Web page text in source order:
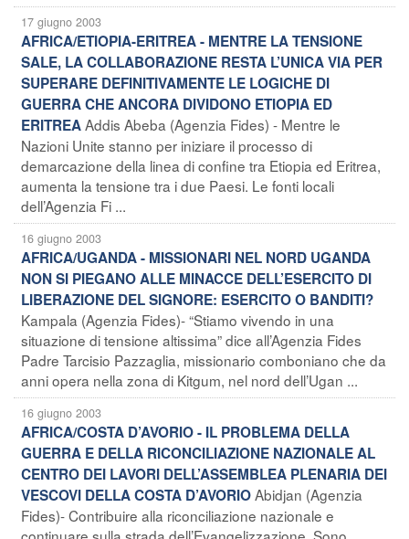
17 giugno 2003
AFRICA/ETIOPIA-ERITREA - MENTRE LA TENSIONE
SALE, LA COLLABORAZIONE RESTA L’UNICA VIA PER
SUPERARE DEFINITIVAMENTE LE LOGICHE DI
GUERRA CHE ANCORA DIVIDONO ETIOPIA ED
ERITREAAddis Abeba (Agenzia Fides) - Mentre le
Nazioni Unite stanno per iniziare il processo di
demarcazione della linea di confine tra Etiopia ed Eritrea,
aumenta la tensione tra i due Paesi. Le fonti locali
dell’Agenzia Fi ...
16 giugno 2003
AFRICA/UGANDA - MISSIONARI NEL NORD UGANDA
NON SI PIEGANO ALLE MINACCE DELL’ESERCITO DI
LIBERAZIONE DEL SIGNORE: ESERCITO O BANDITI?
Kampala (Agenzia Fides)- “Stiamo vivendo in una
situazione di tensione altissima” dice all’Agenzia Fides
Padre Tarcisio Pazzaglia, missionario comboniano che da
anni opera nella zona di Kitgum, nel nord dell’Ugan ...
16 giugno 2003
AFRICA/COSTA D’AVORIO - IL PROBLEMA DELLA
GUERRA E DELLA RICONCILIAZIONE NAZIONALE AL
CENTRO DEI LAVORI DELL’ASSEMBLEA PLENARIA DEI
VESCOVI DELLA COSTA D’AVORIOAbidjan (Agenzia
Fides)- Contribuire alla riconciliazione nazionale e